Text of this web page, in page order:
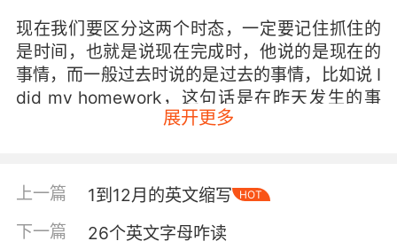
现在我们要区分这两个时态，一定要记住抓住的
是时间，也就是说现在完成时，他说的是现在的
事情，而一般过去时说的是过去的事情，比如说 I
did my homework，这句话是在昨天发生的事
情，表示在过去我做了作业。I did my
们在做题的时候，有没有要在参加中考的同学，
的对比。所以 I have done my homework。这里
展开更多
上一篇 1到12月的英文缩写 HOT
下一篇 26个英文字母咋读